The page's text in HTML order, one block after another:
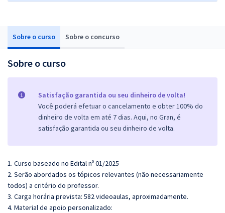
Sobre o curso Sobre o concurso
Sobre o curso
Satisfação garantida ou seu dinheiro de volta!
Você poderá efetuar o cancelamento e obter 100% do
dinheiro de volta em até 7 dias. Aqui, no Gran, é
satisfação garantida ou seu dinheiro de volta.
1. Curso baseado no Edital nº 01/2025
2. Serão abordados os tópicos relevantes (não necessariamente
todos) a critério do professor.
3. Carga horária prevista: 582 videoaulas, aproximadamente.
4. Material de apoio personalizado: